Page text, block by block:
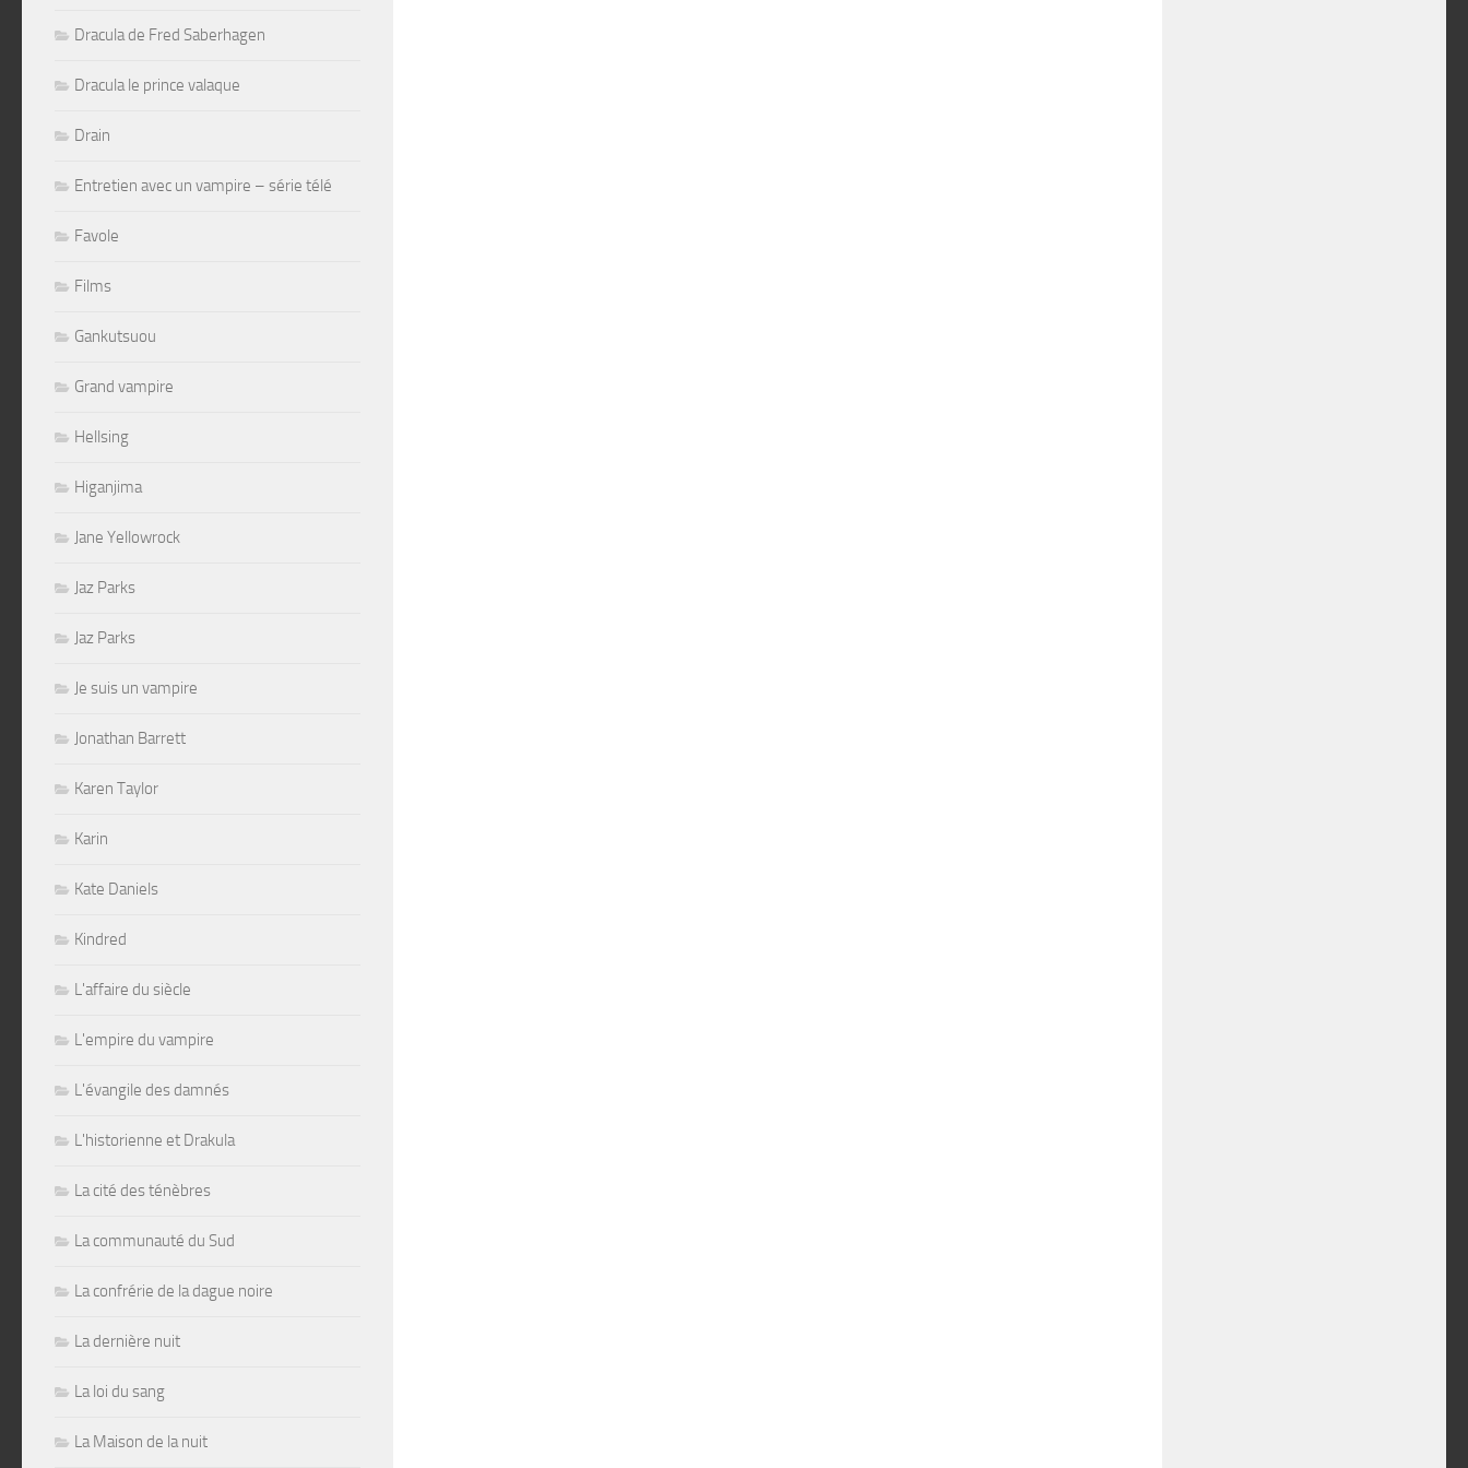
Dracula de Fred Saberhagen
Dracula le prince valaque
Drain
Entretien avec un vampire – série télé
Favole
Films
Gankutsuou
Grand vampire
Hellsing
Higanjima
Jane Yellowrock
Jaz Parks
Jaz Parks
Je suis un vampire
Jonathan Barrett
Karen Taylor
Karin
Kate Daniels
Kindred
L'affaire du siècle
L'empire du vampire
L'évangile des damnés
L'historienne et Drakula
La cité des ténèbres
La communauté du Sud
La confrérie de la dague noire
La dernière nuit
La loi du sang
La Maison de la nuit